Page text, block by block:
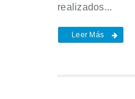
realizados...
Leer Más